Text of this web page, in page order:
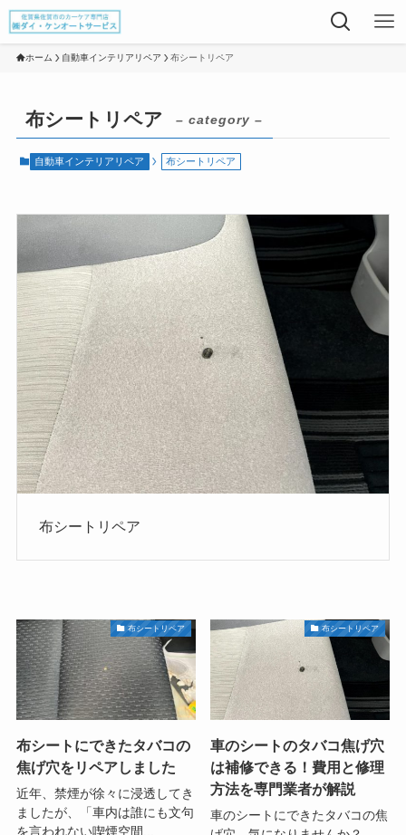
ホーム 自動車インテリアリペア 布シートリペア
布シートリペア – category –
自動車インテリアリペア 布シートリペア
布シートリペア
布シートリペア
布シートにできたタバコの
焦げ穴をリペアしました
近年、禁煙が徐々に浸透してき
ましたが、「車内は誰にも文句
を言われない喫煙空間...
布シートリペア
車のシートのタバコ焦げ穴
は補修できる！費用と修理
方法を専門業者が解説
車のシートにできたタバコの焦